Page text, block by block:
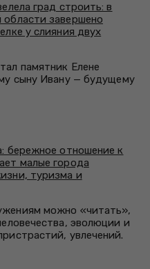
град строить: в
завершено
у слияния двух
памятник Елене
сыну Ивану — будущему
бережное отношение к
малые города
туризма и
можно «читать»,
эволюции и
увлечений.